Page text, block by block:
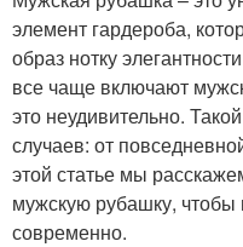
элемент гардероба,
образ нотку
все чаще включают
это неудивительно.
случаев: от
этой статье мы
мужскую рубашку, чтобы
современно.